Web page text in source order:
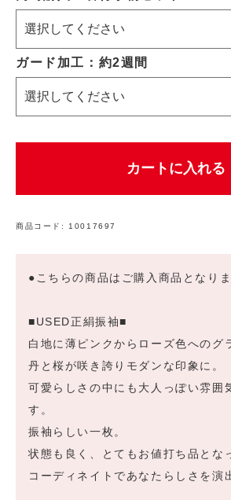
ガード加工：約2週間
カートに入れる
商品コード: 10017697
●こちらの商品はご購入商品となり
■USED正絹振袖■
白地に薄ピンクからローズ色へのグ
丹と桜が咲き誇りモダンな印象に。
可愛らしさの中にも大人っぽい雰囲
す。
振袖らしい一枚。
状態も良く、とてもお値打ち品とな
コーディネイトであなたらしさを演